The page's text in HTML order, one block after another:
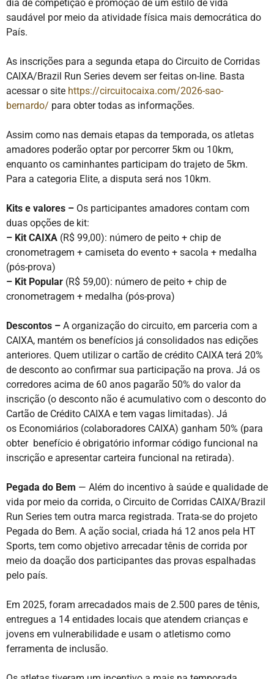
dia de competição e promoção de um estilo de vida
saudável por meio da atividade física mais democrática do
País.
As inscrições para a segunda etapa do Circuito de Corridas
CAIXA/Brazil Run Series devem ser feitas on-line. Basta
acessar o site https://circuitocaixa.com/2026-sao-
bernardo/ para obter todas as informações.
Assim como nas demais etapas da temporada, os atletas
amadores poderão optar por percorrer 5km ou 10km,
enquanto os caminhantes participam do trajeto de 5km.
Para a categoria Elite, a disputa será nos 10km.
Kits e valores – Os participantes amadores contam com
duas opções de kit:
– Kit CAIXA (R$ 99,00): número de peito + chip de
cronometragem + camiseta do evento + sacola + medalha
(pós-prova)
– Kit Popular (R$ 59,00): número de peito + chip de
cronometragem + medalha (pós-prova)
Descontos – A organização do circuito, em parceria com a
CAIXA, mantém os benefícios já consolidados nas edições
anteriores. Quem utilizar o cartão de crédito CAIXA terá 20%
de desconto ao confirmar sua participação na prova. Já os
corredores acima de 60 anos pagarão 50% do valor da
inscrição (o desconto não é acumulativo com o desconto do
Cartão de Crédito CAIXA e tem vagas limitadas). Já
os Economiários (colaboradores CAIXA) ganham 50% (para
obter benefício é obrigatório informar código funcional na
inscrição e apresentar carteira funcional na retirada).
Pegada do Bem — Além do incentivo à saúde e qualidade de
vida por meio da corrida, o Circuito de Corridas CAIXA/Brazil
Run Series tem outra marca registrada. Trata-se do projeto
Pegada do Bem. A ação social, criada há 12 anos pela HT
Sports, tem como objetivo arrecadar tênis de corrida por
meio da doação dos participantes das provas espalhadas
pelo país.
Em 2025, foram arrecadados mais de 2.500 pares de tênis,
entregues a 14 entidades locais que atendem crianças e
jovens em vulnerabilidade e usam o atletismo como
ferramenta de inclusão.